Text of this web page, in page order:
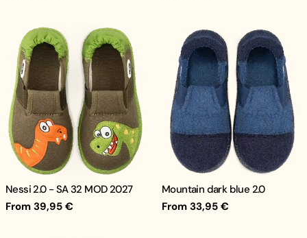
Nessi 2.0 - SA 32 MOD 2027
Regular
From 39,95 €
Mountain dark blue 2.0
Regular
From 33,95 €